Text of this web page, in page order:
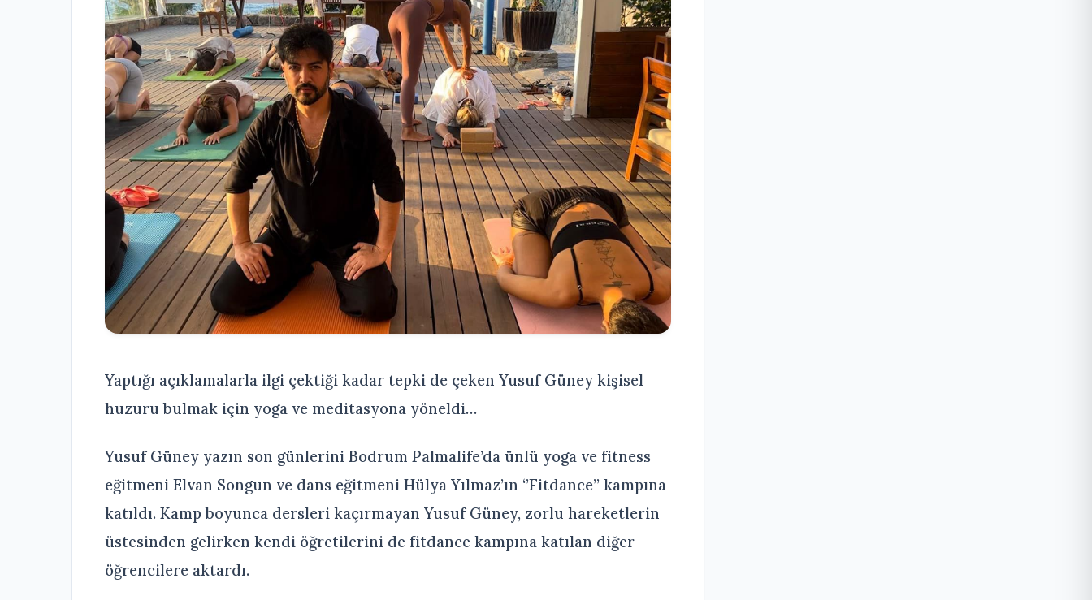
Yaptığı açıklamalarla ilgi çektiği kadar tepki de çeken Yusuf Güney kişisel
huzuru bulmak için yoga ve meditasyona yöneldi…
Yusuf Güney yazın son günlerini Bodrum Palmalife’da ünlü yoga ve fitness
eğitmeni Elvan Songun ve dans eğitmeni Hülya Yılmaz’ın ‘’Fitdance’’ kampına
katıldı. Kamp boyunca dersleri kaçırmayan Yusuf Güney, zorlu hareketlerin
üstesinden gelirken kendi öğretilerini de fitdance kampına katılan diğer
öğrencilere aktardı.